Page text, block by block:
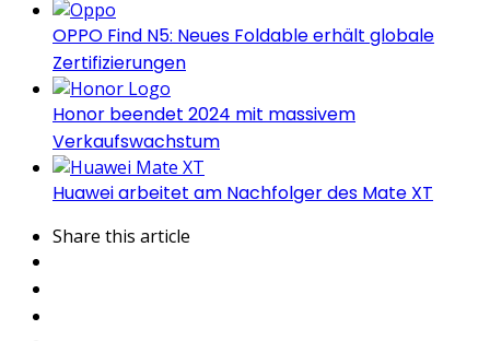
OPPO Find N5: Neues Foldable erhält globale
Zertifizierungen
Honor beendet 2024 mit massivem
Verkaufswachstum
Huawei arbeitet am Nachfolger des Mate XT
Share this article